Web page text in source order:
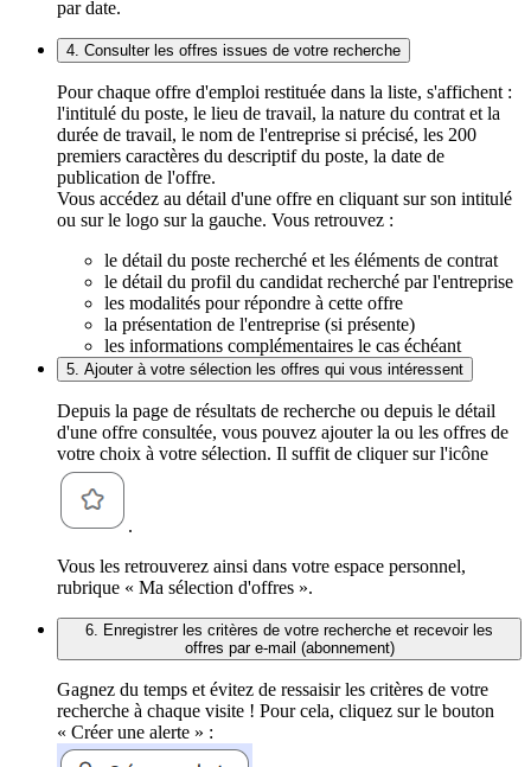
par date.
4. Consulter les offres issues de votre recherche
Pour chaque offre d'emploi restituée dans la liste, s'affichent :
l'intitulé du poste, le lieu de travail, la nature du contrat et la
durée de travail, le nom de l'entreprise si précisé, les 200
premiers caractères du descriptif du poste, la date de
publication de l'offre.
Vous accédez au détail d'une offre en cliquant sur son intitulé
ou sur le logo sur la gauche. Vous retrouvez :
le détail du poste recherché et les éléments de contrat
le détail du profil du candidat recherché par l'entreprise
les modalités pour répondre à cette offre
la présentation de l'entreprise (si présente)
les informations complémentaires le cas échéant
5. Ajouter à votre sélection les offres qui vous intéressent
Depuis la page de résultats de recherche ou depuis le détail
d'une offre consultée, vous pouvez ajouter la ou les offres de
votre choix à votre sélection. Il suffit de cliquer sur l'icône
.
Vous les retrouverez ainsi dans votre espace personnel,
rubrique « Ma sélection d'offres ».
6. Enregistrer les critères de votre recherche et recevoir les
offres par e-mail (abonnement)
Gagnez du temps et évitez de ressaisir les critères de votre
recherche à chaque visite ! Pour cela, cliquez sur le bouton
« Créer une alerte » :